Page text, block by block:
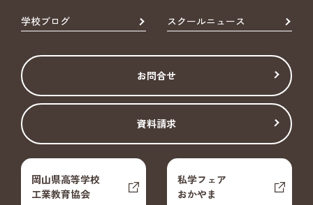
学校ブログ スクールニュース
お問合せ
資料請求
岡山県高等学校
工業教育協会
私学フェア
おかやま